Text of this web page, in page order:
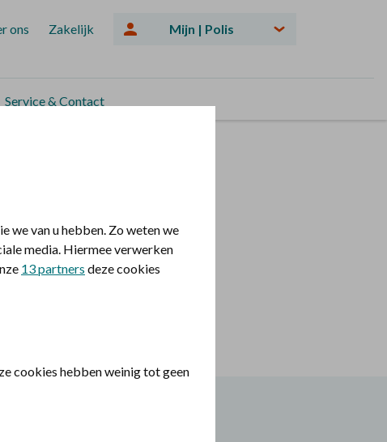
ons Zakelijk Mijn | Polis
Service & Contact
voor
waarmee
we van u hebben. Zo weten we
media. Hiermee verwerken
13 partners deze cookies
cookies hebben weinig tot geen